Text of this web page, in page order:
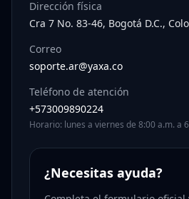
Dirección física
Cra 7 No. 83-46, Bogotá D.C.,
Correo
soporte.ar@yaxa.co
Teléfono de atención
+573009890224
Horario: lunes a viernes de 8:00 a.m. a
¿Necesitas ayuda?